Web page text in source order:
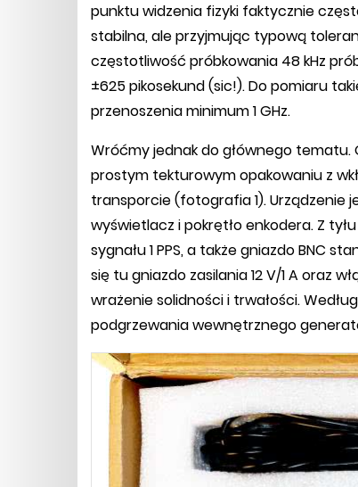
punktu widzenia fizyki faktycznie
stabilna, ale przyjmując typową
częstotliwość próbkowania 48 kHz
±625 pikosekund (sic!). Do pomiaru
przenoszenia minimum 1 GHz.
Wróćmy jednak do głównego
prostym tekturowym opakowaniu z
transporcie (fotografia 1). Urządzenie
wyświetlacz i pokrętło enkodera. Z
sygnału 1 PPS, a także gniazdo BNC
się tu gniazdo zasilania 12 V/1 A oraz
wrażenie solidności i trwałości.
podgrzewania wewnętrznego